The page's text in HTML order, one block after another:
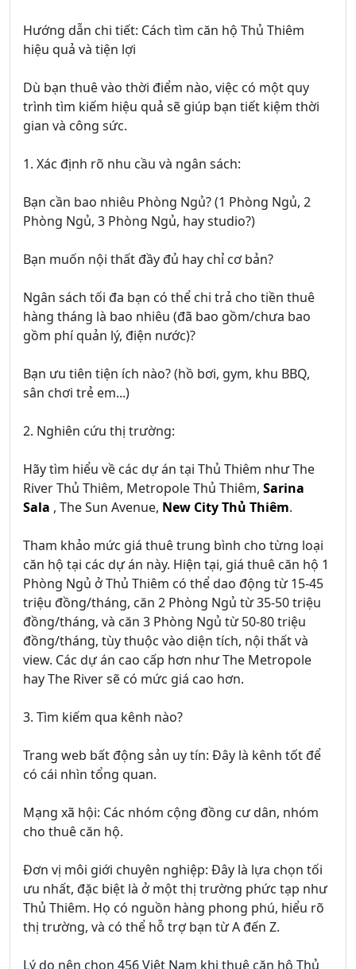
Hướng dẫn chi tiết: Cách tìm căn hộ Thủ Thiêm
hiệu quả và tiện lợi
Dù bạn thuê vào thời điểm nào, việc có một quy
trình tìm kiếm hiệu quả sẽ giúp bạn tiết kiệm thời
gian và công sức.
1. Xác định rõ nhu cầu và ngân sách:
Bạn cần bao nhiêu Phòng Ngủ? (1 Phòng Ngủ, 2
Phòng Ngủ, 3 Phòng Ngủ, hay studio?)
Bạn muốn nội thất đầy đủ hay chỉ cơ bản?
Ngân sách tối đa bạn có thể chi trả cho tiền thuê
hàng tháng là bao nhiêu (đã bao gồm/chưa bao
gồm phí quản lý, điện nước)?
Bạn ưu tiên tiện ích nào? (hồ bơi, gym, khu BBQ,
sân chơi trẻ em...)
2. Nghiên cứu thị trường:
Hãy tìm hiểu về các dự án tại Thủ Thiêm như The
River Thủ Thiêm, Metropole Thủ Thiêm, Sarina
Sala , The Sun Avenue, New City Thủ Thiêm.
Tham khảo mức giá thuê trung bình cho từng loại
căn hộ tại các dự án này. Hiện tại, giá thuê căn hộ 1
Phòng Ngủ ở Thủ Thiêm có thể dao động từ 15-45
triệu đồng/tháng, căn 2 Phòng Ngủ từ 35-50 triệu
đồng/tháng, và căn 3 Phòng Ngủ từ 50-80 triệu
đồng/tháng, tùy thuộc vào diện tích, nội thất và
view. Các dự án cao cấp hơn như The Metropole
hay The River sẽ có mức giá cao hơn.
3. Tìm kiếm qua kênh nào?
Trang web bất động sản uy tín: Đây là kênh tốt để
có cái nhìn tổng quan.
Mạng xã hội: Các nhóm cộng đồng cư dân, nhóm
cho thuê căn hộ.
Đơn vị môi giới chuyên nghiệp: Đây là lựa chọn tối
ưu nhất, đặc biệt là ở một thị trường phức tạp như
Thủ Thiêm. Họ có nguồn hàng phong phú, hiểu rõ
thị trường, và có thể hỗ trợ bạn từ A đến Z.
Lý do nên chọn 456 Việt Nam khi thuê căn hộ Thủ